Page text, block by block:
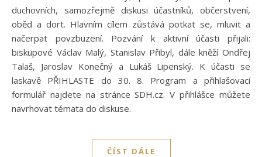
duchovních, samozřejmě diskusi účastníků, občerstvení,
oběd a dort. Hlavním cílem zůstává potkat se, mluvit a
načerpat povzbuzení. Pozvání k aktivní účasti přijali:
biskupové Václav Malý, Stanislav Přibyl, dále kněží Ondřej
Talaš, Jaroslav Konečný a Lukáš Lipenský. K účasti se
laskavě PŘIHLASTE do 30. 8. Program a přihlašovací
formulář najdete na stránce SDH.cz. V přihlášce můžete
navrhovat témata do diskuse.
ČÍST DÁLE